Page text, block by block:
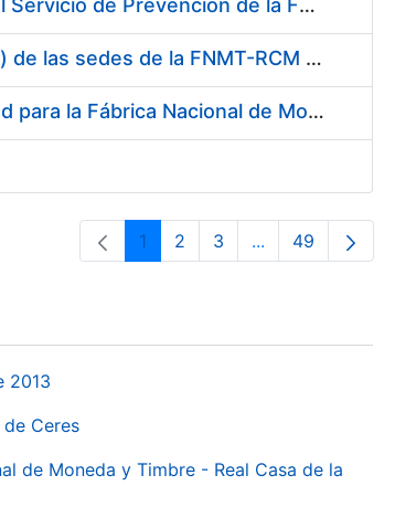
Servicio de Calibración y Verificación Externa de los Equipos de Medición del Servicio de Prevención de la FNMT-RCM
Conexión mediante Fibra Óptica de los Centros de Proceso de Datos (CPDs) de las sedes de la FNMT-RCM de Burgos y Madrid
Contratación de acuerdo marco para el Suministro de Material de Electricidad para la Fábrica Nacional de Moneda y Timbre-Real Casa de la Moneda en su centro de trabajo de Burgos
Orrialdea
1 Orrialdea
2 Orrialdea
3 ...Intermediate
Orrialdea
49
2013
Ceres
de Moneda y Timbre - Real Casa de la